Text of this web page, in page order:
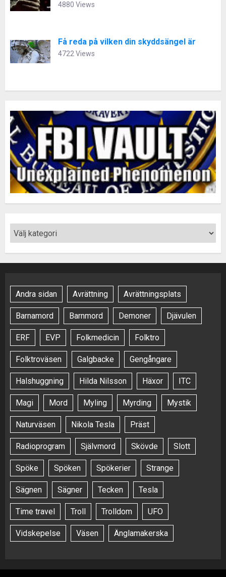
4880 Views
Få reda på vilken din skyddsängel är
4722 Views
Andra sidan Avrättning Avrättningsplats
Barnamord Barnmord Demoner Djävulen
ERF EVP Folkmedicin Folktro
Folktroväsen Galgbacke Gengångare
Halshuggning Hilda Nilsson Häxor ITC
Magi Mord Myling Myrding Mystik
Naturväsen Nikola Tesla Präst
Radioprogram Självmord Skövde Slott
Spöke Spöken Spökerier Strange
Sägnen Sägner Tecken Tesla
Time travel Troll Trolldom UFO
Vidskepelse Väsen Änglamakerska